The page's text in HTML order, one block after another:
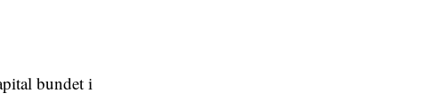
bundet i